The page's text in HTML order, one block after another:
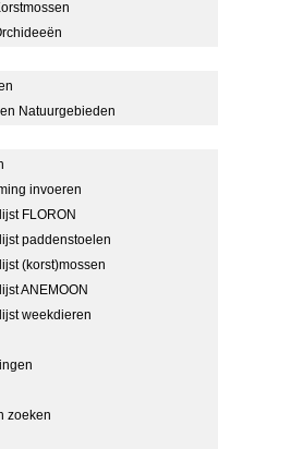
Natuurgebieden
invoeren
FLORON
paddenstoelen
(korst)mossen
ANEMOON
weekdieren
zoeken